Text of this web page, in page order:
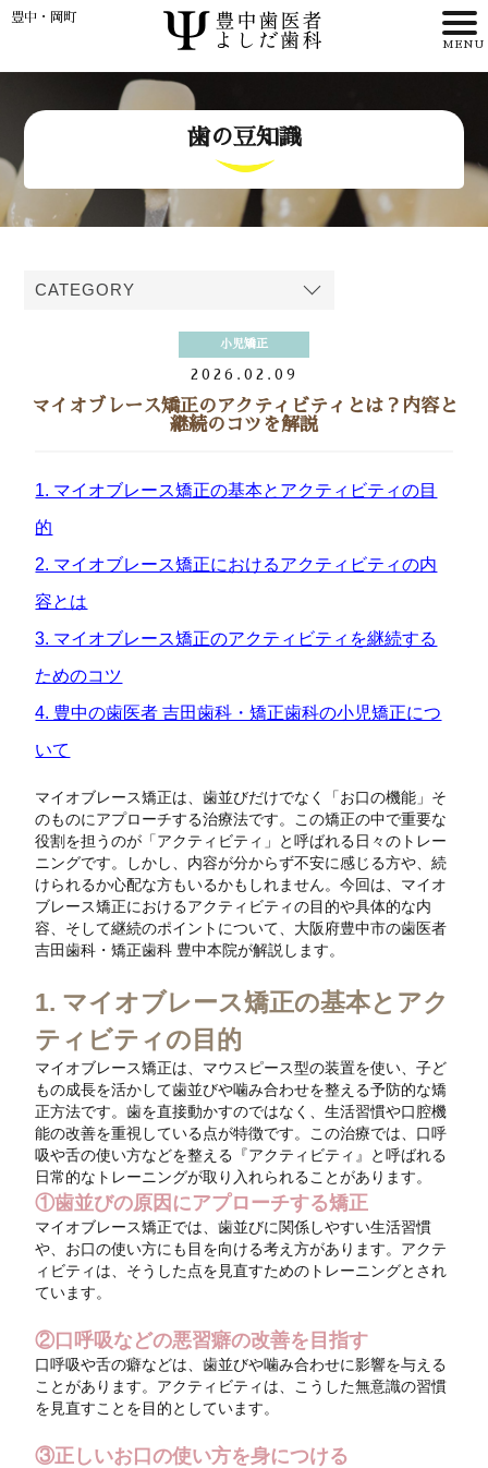
>
理事長・歯科医師紹介
アクセス
歯の豆知識
症例
採用情報
施設基準掲示
豊中・岡町
歯の豆知識
小児矯正
2026.02.09
マイオブレース矯正のアクティビティとは？内容と
継続のコツを解説
1. マイオブレース矯正の基本とアクティビティの目
的
2. マイオブレース矯正におけるアクティビティの内
容とは
3. マイオブレース矯正のアクティビティを継続する
ためのコツ
4. 豊中の歯医者 吉田歯科・矯正歯科の小児矯正につ
いて
マイオブレース矯正は、歯並びだけでなく「お口の機能」そ
のものにアプローチする治療法です。この矯正の中で重要な
役割を担うのが「アクティビティ」と呼ばれる日々のトレー
ニングです。しかし、内容が分からず不安に感じる方や、続
けられるか心配な方もいるかもしれません。今回は、マイオ
ブレース矯正におけるアクティビティの目的や具体的な内
容、そして継続のポイントについて、大阪府豊中市の歯医者
吉田歯科・矯正歯科 豊中本院が解説します。
1. マイオブレース矯正の基本とアク
ティビティの目的
マイオブレース矯正は、マウスピース型の装置を使い、子ど
もの成長を活かして歯並びや噛み合わせを整える予防的な矯
正方法です。歯を直接動かすのではなく、生活習慣や口腔機
能の改善を重視している点が特徴です。この治療では、口呼
吸や舌の使い方などを整える『アクティビティ』と呼ばれる
日常的なトレーニングが取り入れられることがあります。
①歯並びの原因にアプローチする矯正
マイオブレース矯正では、歯並びに関係しやすい生活習慣
や、お口の使い方にも目を向ける考え方があります。アクテ
ィビティは、そうした点を見直すためのトレーニングとされ
ています。
②口呼吸などの悪習癖の改善を目指す
口呼吸や舌の癖などは、歯並びや噛み合わせに影響を与える
ことがあります。アクティビティは、こうした無意識の習慣
を見直すことを目的としています。
③正しいお口の使い方を身につける